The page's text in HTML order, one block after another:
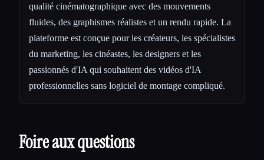
qualité cinématographique avec des mouvements
fluides, des graphismes réalistes et un rendu rapide. La
plateforme est conçue pour les créateurs, les spécialistes
du marketing, les cinéastes, les designers et les
passionnés d'IA qui souhaitent des vidéos d'IA
professionnelles sans logiciel de montage compliqué.
Foire aux questions